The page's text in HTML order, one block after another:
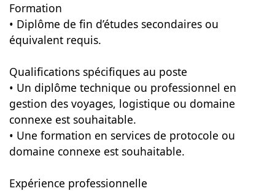
Formation
• Diplôme de fin d’études secondaires ou
équivalent requis.
Qualifications spécifiques au poste
• Un diplôme technique ou professionnel en
gestion des voyages, logistique ou domaine
connexe est souhaitable.
• Une formation en services de protocole ou
domaine connexe est souhaitable.
Expérience professionnelle